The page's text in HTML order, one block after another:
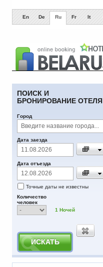
En De Ru Fr It
ПОИСК И
БРОНИРОВАНИЕ ОТЕЛЯ
Город
Дата заезда
Дата отъезда
Точные даты не известны
Количество
человек
1 Ночей